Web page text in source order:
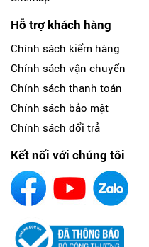
Hỗ trợ khách hàng
Chính sách kiểm hàng
Chính sách vận chuyển
Chính sách thanh toán
Chính sách bảo mật
Chính sách đổi trả
Kết nối với chúng tôi